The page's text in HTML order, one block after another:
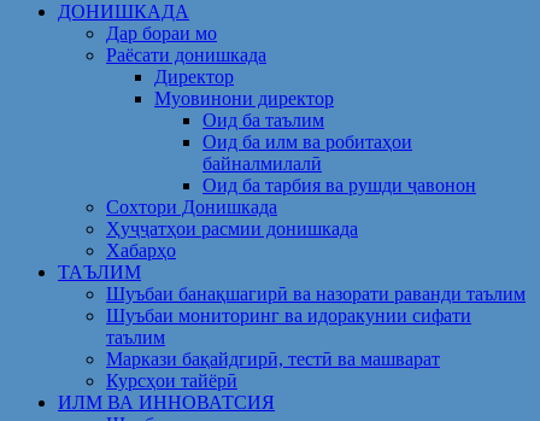
ДОНИШКАДА
Дар бораи мо
Раёсати донишкада
Директор
Муовинони директор
Оид ба таълим
Оид ба илм ва робитаҳои
байналмилалӣ
Оид ба тарбия ва рушди ҷавонон
Сохтори Донишкада
Ҳуҷҷатҳои расмии донишкада
Хабарҳо
ТАЪЛИМ
Шуъбаи банақшагирӣ ва назорати раванди таълим
Шуъбаи мониторинг ва идоракунии сифати
таълим
Маркази бақайдгирӣ, тестӣ ва машварат
Курсҳои тайёрӣ
ИЛМ ВА ИННОВАТСИЯ